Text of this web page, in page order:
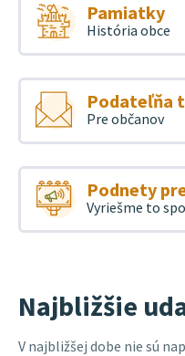
Pamiatky
História obce
Podateľňa
Pre občanov
Podnety
Vyriešme to
Najbližšie
V najbližšej dobe nie sú